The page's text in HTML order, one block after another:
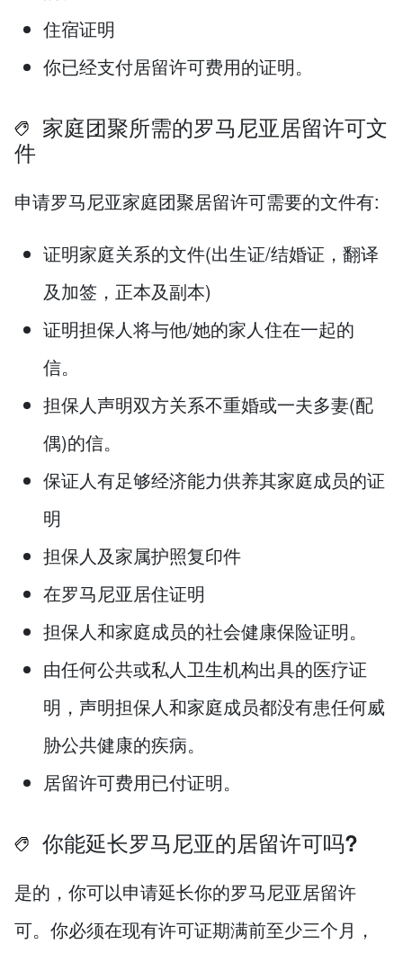
住宿证明
你已经支付居留许可费用的证明。
家庭团聚所需的罗马尼亚居留许可文
件
申请罗马尼亚家庭团聚居留许可需要的文件有:
证明家庭关系的文件(出生证/结婚证，翻译
及加签，正本及副本)
证明担保人将与他/她的家人住在一起的
信。
担保人声明双方关系不重婚或一夫多妻(配
偶)的信。
保证人有足够经济能力供养其家庭成员的证
明
担保人及家属护照复印件
在罗马尼亚居住证明
担保人和家庭成员的社会健康保险证明。
由任何公共或私人卫生机构出具的医疗证
明，声明担保人和家庭成员都没有患任何威
胁公共健康的疾病。
居留许可费用已付证明。
你能延长罗马尼亚的居留许可吗?
是的，你可以申请延长你的罗马尼亚居留许
可。你必须在现有许可证期满前至少三个月，